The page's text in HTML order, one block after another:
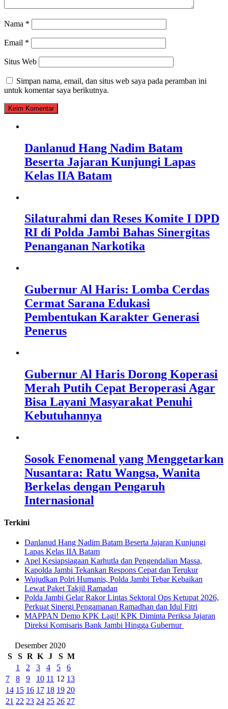
Nama *
Email *
Situs Web
Simpan nama, email, dan situs web saya pada peramban ini
untuk komentar saya berikutnya.
Danlanud Hang Nadim Batam
Beserta Jajaran Kunjungi Lapas
Kelas IIA Batam
Silaturahmi dan Reses Komite I DPD
RI di Polda Jambi Bahas Sinergitas
Penanganan Narkotika
Gubernur Al Haris: Lomba Cerdas
Cermat Sarana Edukasi
Pembentukan Karakter Generasi
Penerus
Gubernur Al Haris Dorong Koperasi
Merah Putih Cepat Beroperasi Agar
Bisa Layani Masyarakat Penuhi
Kebutuhannya
Sosok Fenomenal yang Menggetarkan
Nusantara: Ratu Wangsa, Wanita
Berkelas dengan Pengaruh
Internasional
Terkini
Danlanud Hang Nadim Batam Beserta Jajaran Kunjungi
Lapas Kelas IIA Batam
Apel Kesiapsiagaan Karhutla dan Pengendalian Massa,
Kapolda Jambi Tekankan Respons Cepat dan Terukur
Wujudkan Polri Humanis, Polda Jambi Tebar Kebaikan
Lewat Paket Takjil Ramadan
Polda Jambi Gelar Rakor Lintas Sektoral Ops Ketupat 2026,
Perkuat Sinergi Pengamanan Ramadhan dan Idul Fitri
‎MAPPAN Demo KPK Lagi! KPK Diminta Periksa Jajaran
Direksi Komisaris Bank Jambi Hingga Gubernur ‎
Desember 2020
S
S R K J S M
1
2 3 4 5
6
7
8 9 10 11 12 13
14 15 16 17 18 19 20
21 22 23 24 25 26 27